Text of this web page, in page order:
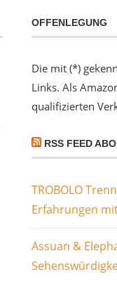
OFFENLEGUNG
Die mit (*)
Links. Als
qualifizierten
RSS FEED
TROBOLO
Erfahrungen
Assuan &